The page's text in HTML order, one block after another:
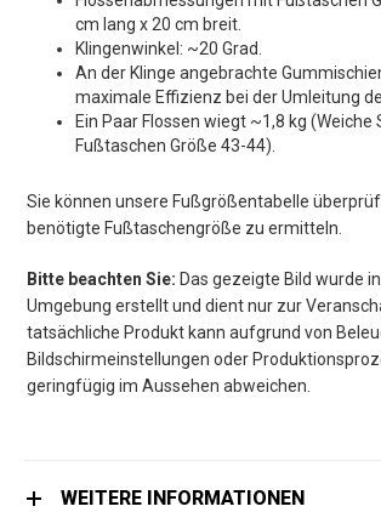
cm lang x 20 cm breit.
Klingenwinkel: ~20 Grad.
An der Klinge angebrachte
maximale Effizienz bei der Umleitung
Ein Paar Flossen wiegt ~1,8 kg (Weiche
Fußtaschen Größe 43-44).
Sie können unsere Fußgrößentabelle
benötigte Fußtaschengröße zu ermitteln.
Bitte beachten Sie: Das gezeigte Bild wurde
Umgebung erstellt und dient nur zur
tatsächliche Produkt kann aufgrund von
Bildschirmeinstellungen oder
geringfügig im Aussehen abweichen.
WEITERE INFORMATIONEN